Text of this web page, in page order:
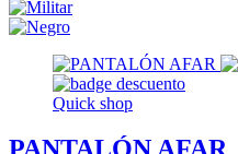
Quick shop